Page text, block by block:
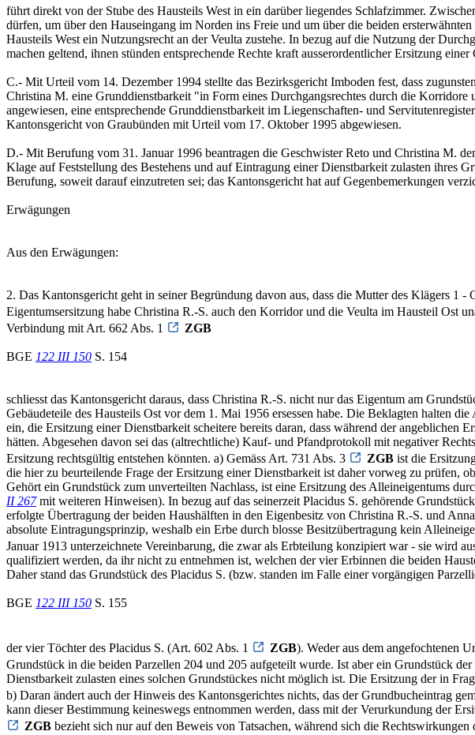
führt direkt von der Stube des Hausteils West in ein darüber liegendes Schlafzimmer.
dürfen, um über den Hauseingang im Norden ins Freie und um über die beiden
Hausteils West ein Nutzungsrecht an der Veulta zustehe. In bezug auf die Nutzung der
machen geltend, ihnen stünden entsprechende Rechte kraft ausserordentlicher Ersitzung
C.- Mit Urteil vom 14. Dezember 1994 stellte das Bezirksgericht Imboden fest, dass
Christina M. eine Grunddienstbarkeit "in Form eines Durchgangsrechtes durch die
angewiesen, eine entsprechende Grunddienstbarkeit im Liegenschaften- und
Kantonsgericht von Graubünden mit Urteil vom 17. Oktober 1995 abgewiesen.
D.- Mit Berufung vom 31. Januar 1996 beantragen die Geschwister Reto und Christina M.
Klage auf Feststellung des Bestehens und auf Eintragung einer Dienstbarkeit zulasten ihres
Berufung, soweit darauf einzutreten sei; das Kantonsgericht hat auf Gegenbemerkungen
Erwägungen
Aus den Erwägungen:
2. Das Kantonsgericht geht in seiner Begründung davon aus, dass die Mutter des Klägers 1
Eigentumsersitzung habe Christina R.-S. auch den Korridor und die Veulta im Hausteil Ost
Verbindung mit Art. 662 Abs. 1
ZGB
BGE 122 III 150 S. 154
schliesst das Kantonsgericht daraus, dass Christina R.-S. nicht nur das Eigentum am
Gebäudeteile des Hausteils Ost vor dem 1. Mai 1956 ersessen habe. Die Beklagten halten
ein, die Ersitzung einer Dienstbarkeit scheitere bereits daran, dass während der angeblichen
hätten. Abgesehen davon sei das (altrechtliche) Kauf- und Pfandprotokoll mit negativer
Ersitzung rechtsgültig entstehen könnten. a) Gemäss Art. 731 Abs. 3
ZGB ist die
die hier zu beurteilende Frage der Ersitzung einer Dienstbarkeit ist daher vorweg zu
Gehört ein Grundstück zum unverteilten Nachlass, ist eine Ersitzung des Alleineigentums
II 267mit weiteren Hinweisen). In bezug auf das seinerzeit Placidus S. gehörende
erfolgte Übertragung der beiden Haushälften in den Eigenbesitz von Christina R.-S. und
absolute Eintragungsprinzip, weshalb ein Erbe durch blosse Besitzübertragung kein
Januar 1913 unterzeichnete Vereinbarung, die zwar als Erbteilung konzipiert war - sie wird
qualifiziert werden, da ihr nicht zu entnehmen ist, welchen der vier Erbinnen die beiden
Daher stand das Grundstück des Placidus S. (bzw. standen im Falle einer vorgängigen
BGE 122 III 150 S. 155
der vier Töchter des Placidus S. (Art. 602 Abs. 1 ZGB). Weder aus dem angefochtenen
Grundstück in die beiden Parzellen 204 und 205 aufgeteilt wurde. Ist aber ein Grundstück
Dienstbarkeit zulasten eines solchen Grundstückes nicht möglich ist. Die Ersitzung der in
b) Daran ändert auch der Hinweis des Kantonsgerichtes nichts, das der Grundbucheintrag
kann dieser Bestimmung keineswegs entnommen werden, dass mit der Verurkundung der
ZGB bezieht sich nur auf den Beweis von Tatsachen, während sich die